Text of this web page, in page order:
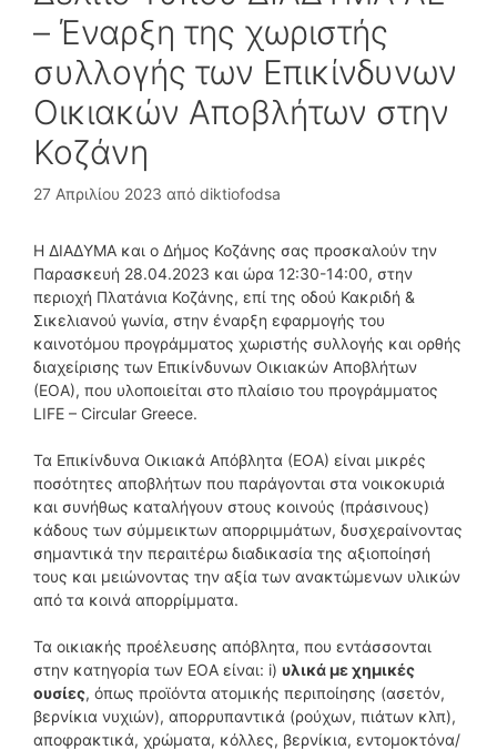
– Έναρξη της χωριστής
συλλογής των Επικίνδυνων
Οικιακών Αποβλήτων στην
Κοζάνη
27 Απριλίου 2023 από diktiofodsa
Η ΔΙΑΔΥΜΑ και ο Δήμος Κοζάνης σας προσκαλούν την
Παρασκευή 28.04.2023 και ώρα 12:30-14:00, στην
περιοχή Πλατάνια Κοζάνης, επί της οδού Κακριδή &
Σικελιανού γωνία, στην έναρξη εφαρμογής του
καινοτόμου προγράμματος χωριστής συλλογής και ορθής
διαχείρισης των Επικίνδυνων Οικιακών Αποβλήτων
(ΕΟΑ), που υλοποιείται στο πλαίσιο του προγράμματος
LIFE – Circular Greece.
Τα Επικίνδυνα Οικιακά Απόβλητα (ΕΟΑ) είναι μικρές
ποσότητες αποβλήτων που παράγονται στα νοικοκυριά
και συνήθως καταλήγουν στους κοινούς (πράσινους)
κάδους των σύμμεικτων απορριμμάτων, δυσχεραίνοντας
σημαντικά την περαιτέρω διαδικασία της αξιοποίησή
τους και μειώνοντας την αξία των ανακτώμενων υλικών
από τα κοινά απορρίμματα.
Τα οικιακής προέλευσης απόβλητα, που εντάσσονται
στην κατηγορία των ΕΟΑ είναι: i) υλικά με χημικές
ουσίες, όπως προϊόντα ατομικής περιποίησης (ασετόν,
βερνίκια νυχιών), απορρυπαντικά (ρούχων, πιάτων κλπ),
αποφρακτικά, χρώματα, κόλλες, βερνίκια, εντομοκτόνα/